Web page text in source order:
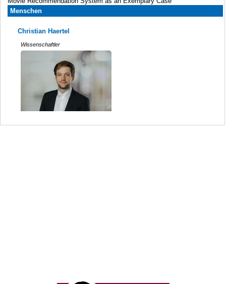
Menschen
Christian Haertel
Wissenschaftler